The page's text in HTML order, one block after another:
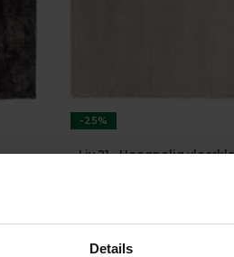
Details
-25%
Liv 21 - Hoogpolig
★★★★★